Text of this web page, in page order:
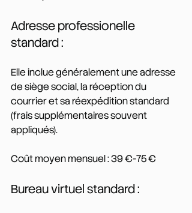
Adresse professionelle
standard :
Elle inclue généralement une adresse
de siège social, la réception du
courrier et sa réexpédition standard
(frais supplémentaires souvent
appliqués).
Coût moyen mensuel : 39 €-75 €
Bureau virtuel standard :